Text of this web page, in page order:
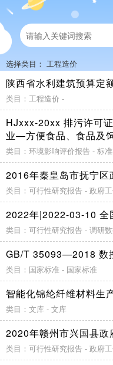
选择类目： 工程造价
陕西省水利建筑预算定
类目：工程造价 -
HJxxx-20xx 排污许可
业—方便食品、食品及
稿）
类目：环境影响评价报告 - 标
2016年秦皇岛市抚宁
类目：可行性研究报告 - 政府
2022年|2022-03-10 全
类目：可行性研究报告 - 调研
GB/T 35093—2018 数
类目：国家标准 - 国家标准
智能化锦纶纤维材料生
类目：文库 - 文库
2020年赣州市兴国县
类目：可行性研究报告 - 政府